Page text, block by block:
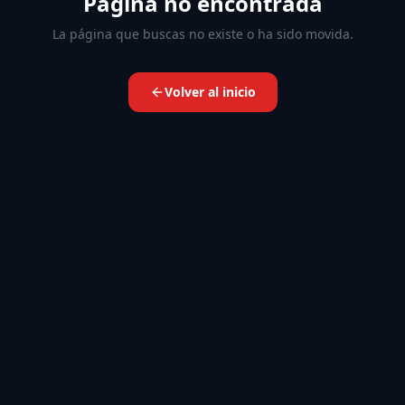
La página que buscas no existe o ha sido movida.
Volver al inicio